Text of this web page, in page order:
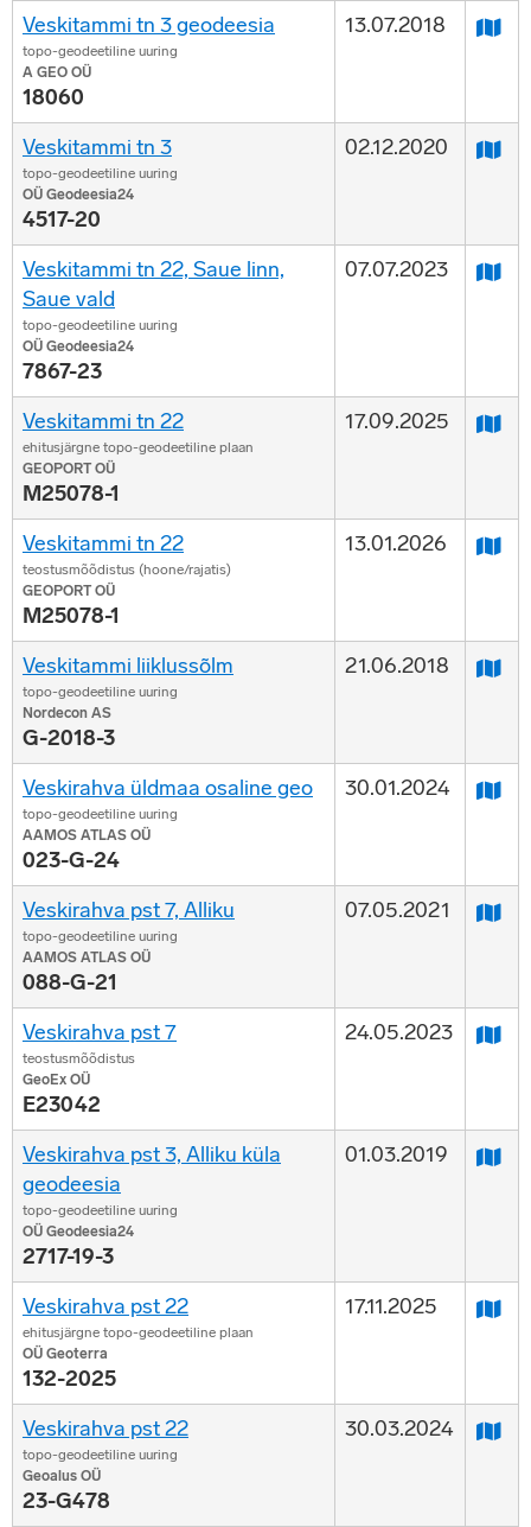
Veskitammi tn 3 geodeesia
topo-geodeetiline uuring
A GEO OÜ
18060
13.07.2018
Veskitammi tn 3
topo-geodeetiline uuring
OÜ Geodeesia24
4517-20
02.12.2020
Veskitammi tn 22, Saue linn,
Saue vald
topo-geodeetiline uuring
OÜ Geodeesia24
7867-23
07.07.2023
Veskitammi tn 22
ehitusjärgne topo-geodeetiline plaan
GEOPORT OÜ
M25078-1
17.09.2025
Veskitammi tn 22
teostusmõõdistus (hoone/rajatis)
GEOPORT OÜ
M25078-1
13.01.2026
Veskitammi liiklussõlm
topo-geodeetiline uuring
Nordecon AS
G-2018-3
21.06.2018
Veskirahva üldmaa osaline geo
topo-geodeetiline uuring
AAMOS ATLAS OÜ
023-G-24
30.01.2024
Veskirahva pst 7, Alliku
topo-geodeetiline uuring
AAMOS ATLAS OÜ
088-G-21
07.05.2021
Veskirahva pst 7
teostusmõõdistus
GeoEx OÜ
E23042
24.05.2023
Veskirahva pst 3, Alliku küla
geodeesia
topo-geodeetiline uuring
OÜ Geodeesia24
2717-19-3
01.03.2019
Veskirahva pst 22
ehitusjärgne topo-geodeetiline plaan
OÜ Geoterra
132-2025
17.11.2025
Veskirahva pst 22
topo-geodeetiline uuring
Geoalus OÜ
23-G478
30.03.2024